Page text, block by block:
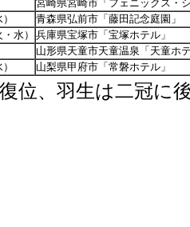
宮崎県宮崎市「フェニックス・
青森県弘前市「藤田記念庭園」
水）
兵庫県宝塚市「宝塚ホテル」
山形県天童市天童温泉「天童ホ
山梨県甲府市「常磐ホテル」
位、羽生は二冠に